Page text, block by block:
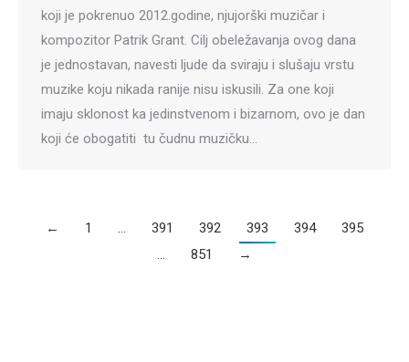
koji je pokrenuo 2012.godine, njujorški muzičar i
kompozitor Patrik Grant. Cilj obeležavanja ovog dana
je jednostavan, navesti ljude da sviraju i slušaju vrstu
muzike koju nikada ranije nisu iskusili. Za one koji
imaju sklonost ka jedinstvenom i bizarnom, ovo je dan
koji će obogatiti tu čudnu muzičku…
← 1 … 391 392 393 394
395
…
851 →